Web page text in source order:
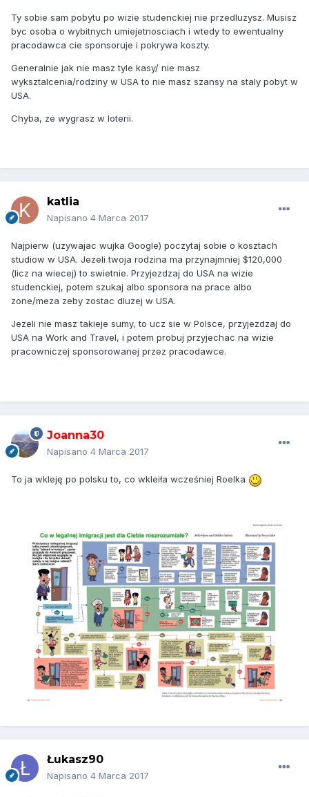
Ty sobie sam pobytu po wizie studenckiej nie przedluzysz. Musisz
byc osoba o wybitnych umiejetnosciach i wtedy to ewentualny
pracodawca cie sponsoruje i pokrywa koszty.
Generalnie jak nie masz tyle kasy/ nie masz
wyksztalcenia/rodziny w USA to nie masz szansy na staly pobyt w
USA.
Chyba, ze wygrasz w loterii.
katlia
Napisano 4 Marca 2017
Najpierw (uzywajac wujka Google) poczytaj sobie o kosztach
studiow w USA. Jezeli twoja rodzina ma przynajmniej $120,000
(licz na wiecej) to swietnie. Przyjezdzaj do USA na wizie
studenckiej, potem szukaj albo sponsora na prace albo
zone/meza zeby zostac dluzej w USA.
Jezeli nie masz takieje sumy, to ucz sie w Polsce, przyjezdzaj do
USA na Work and Travel, i potem probuj przyjechac na wizie
pracowniczej sponsorowanej przez pracodawce.
Joanna30
Napisano 4 Marca 2017
To ja wkleję po polsku to, co wkleiła wcześniej Roelka
Łukasz90
Napisano 4 Marca 2017